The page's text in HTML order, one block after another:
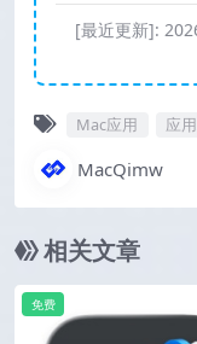
[最近更新]:
Mac应用 应
MacQimw
相关文章
免费